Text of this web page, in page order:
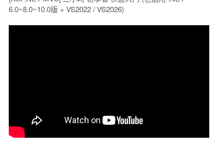
6.0~8.0~10.0版 + VS2022 / VS2026)